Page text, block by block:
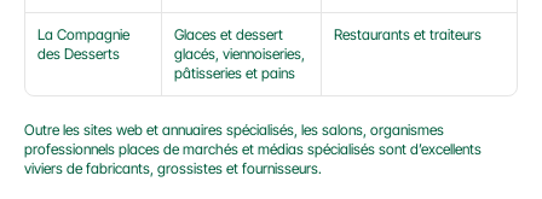
La Compagnie
des Desserts
Glaces et dessert
glacés, viennoiseries,
pâtisseries et pains
Restaurants et traiteurs
Outre les sites web et annuaires spécialisés, les salons, organismes
professionnels places de marchés et médias spécialisés sont d’excellents
viviers de fabricants, grossistes et fournisseurs.